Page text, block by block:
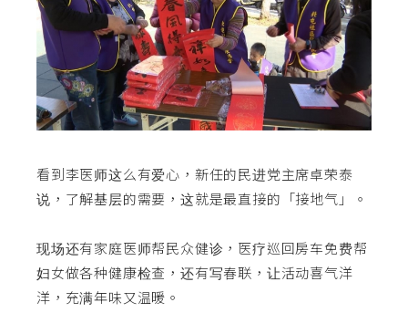
看到李医师这么有爱心，新任的民进党主席卓荣泰
说，了解基层的需要，这就是最直接的「接地气」。
现场还有家庭医师帮民众健诊，医疗巡回房车免费帮
妇女做各种健康检查，还有写春联，让活动喜气洋
洋，充满年味又温暖。